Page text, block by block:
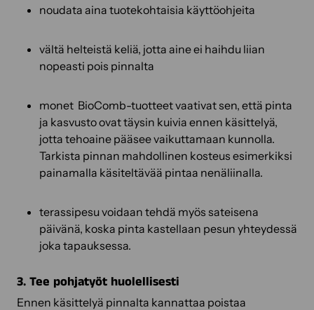
noudata aina tuotekohtaisia käyttöohjeita
vältä helteistä keliä, jotta aine ei haihdu liian
nopeasti pois pinnalta
monet BioComb-tuotteet vaativat sen, että pinta
ja kasvusto ovat täysin kuivia ennen käsittelyä,
jotta tehoaine pääsee vaikuttamaan kunnolla.
Tarkista pinnan mahdollinen kosteus esimerkiksi
painamalla käsiteltävää pintaa nenäliinalla.
terassipesu voidaan tehdä myös sateisena
päivänä, koska pinta kastellaan pesun yhteydessä
joka tapauksessa.
3. Tee pohjatyöt huolellisesti
Ennen käsittelyä pinnalta kannattaa poistaa